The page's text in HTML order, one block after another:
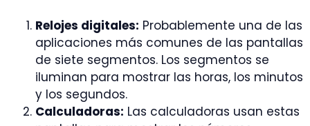
Relojes digitales: Probablemente una de las
aplicaciones más comunes de las pantallas
de siete segmentos. Los segmentos se
iluminan para mostrar las horas, los minutos
y los segundos.
Calculadoras: Las calculadoras usan estas